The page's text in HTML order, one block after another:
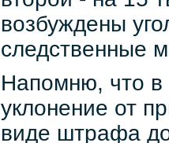
возбуждены
следственные
Напомню, что в
уклонение от
виде штрафа